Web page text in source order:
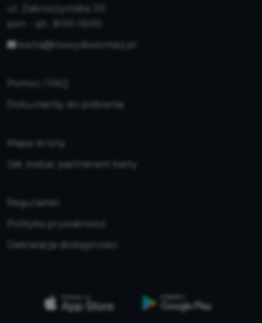
karta@nowydwormaz.pl
Dokumenty do pobrania
Mapa strony
Jak zostać partnerem karty
Regulamin
Polityka prywatności
Deklaracja dostępności